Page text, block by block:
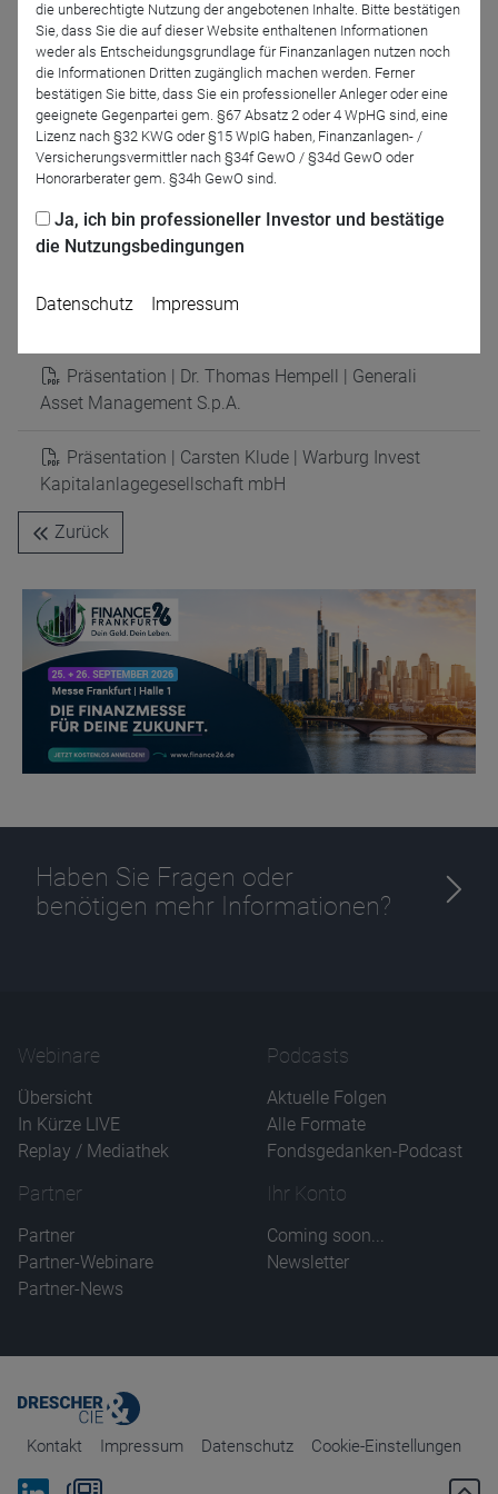
Moderation
Dirk Arning
DRESCHER & CIE AG
Präsentationen
Präsentation | Dr. Thomas Hempell | Generali
Asset Management S.p.A.
Präsentation | Carsten Klude | Warburg Invest
Kapitalanlagegesellschaft mbH
Zurück
Haben Sie Fragen oder
benötigen mehr Informationen?
Webinare
Übersicht
In Kürze LIVE
Replay / Mediathek
Podcasts
Aktuelle Folgen
Alle Formate
Fondsgedanken-Podcast
Partner
Partner
Partner-Webinare
Partner-News
Ihr Konto
Coming soon...
Newsletter
Kontakt Impressum Datenschutz Cookie-Einstellungen
Bei Linkedin folgen
Zum Newsletter anmelden
die unberechtigte Nutzung der angebotenen Inhalte. Bitte bestätigen
Sie, dass Sie die auf dieser Website enthaltenen Informationen
weder als Entscheidungsgrundlage für Finanzanlagen nutzen noch
die Informationen Dritten zugänglich machen werden. Ferner
bestätigen Sie bitte, dass Sie ein professioneller Anleger oder eine
geeignete Gegenpartei gem. §67 Absatz 2 oder 4 WpHG sind, eine
Lizenz nach §32 KWG oder §15 WpIG haben, Finanzanlagen- /
Versicherungsvermittler nach §34f GewO / §34d GewO oder
Honorarberater gem. §34h GewO sind.
Ja, ich bin professioneller Investor und bestätige
die Nutzungsbedingungen
Datenschutz Impressum
Name
CPref
Anbieter D&C
Zweck